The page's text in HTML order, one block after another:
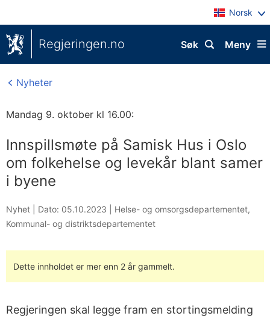
Norsk
Regjeringen.no Meny
Søk
Nyheter
Mandag 9. oktober kl 16.00:
Innspillsmøte på Samisk Hus i Oslo
om folkehelse og levekår blant samer
i byene
Nyhet | Dato: 05.10.2023 Helse- og omsorgsdepartementet,
Kommunal- og distriktsdepartementet
Dette innholdet er mer enn 2 år gammelt.
Regjeringen skal legge fram en stortingsmelding